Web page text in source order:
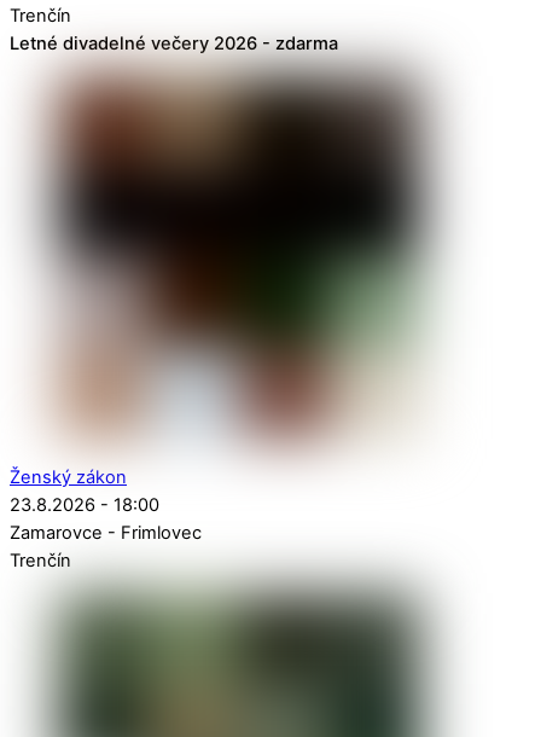
Trenčín
Letné divadelné večery 2026 - zdarma
Ženský zákon
23.8.2026 - 18:00
Zamarovce - Frimlovec
Trenčín